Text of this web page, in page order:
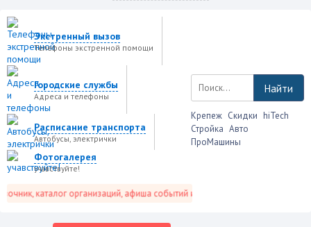
Экстренный вызов
Телефоны экстренной помощи
Городские службы
Адреса и телефоны
Расписание транспорта
Автобусы, электрички
Фотогалерея
учавствуйте!
каталог организаций, афиша событий и не только это.
Найти
Крепеж Скидки hiTech
Стройка Авто
ПроМашины